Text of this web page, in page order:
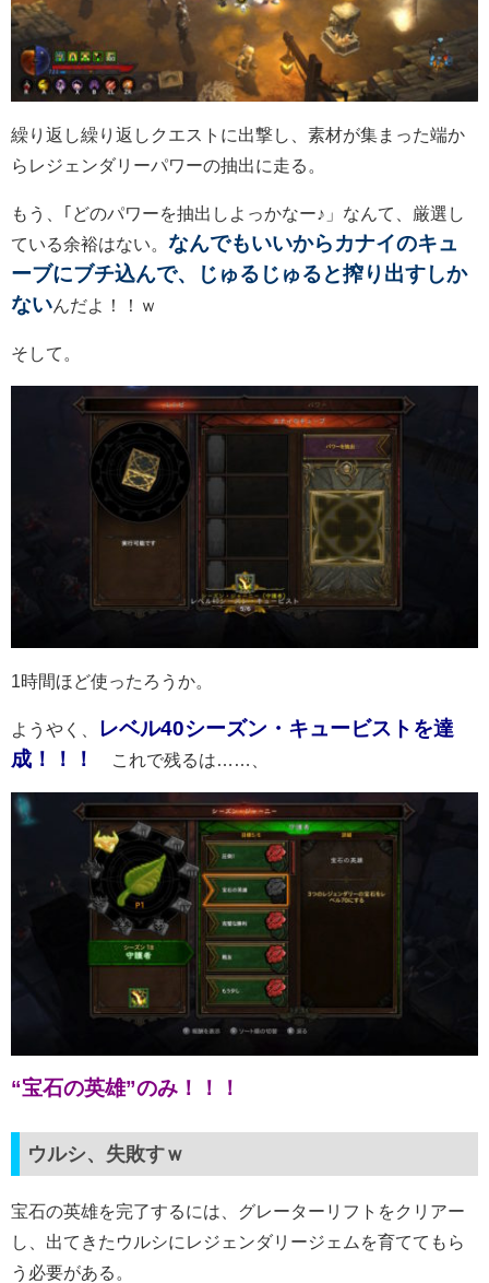
繰り返し繰り返しクエストに出撃し、素材が集まった端か
らレジェンダリーパワーの抽出に走る。
もう、｢どのパワーを抽出しよっかなー♪」なんて、厳選し
ている余裕はない。 なんでもいいからカナイのキュ
ーブにブチ込んで、じゅるじゅると搾り出すしか
ないんだよ！！ｗ
そして。
1時間ほど使ったろうか。
ようやく、
レベル40シーズン・キュービストを達
成！！！
これで残るは……、
“宝石の英雄”のみ！！！
ウルシ、失敗すｗ
宝石の英雄を完了するには、グレーターリフトをクリアー
し、出てきたウルシにレジェンダリージェムを育ててもら
う必要がある。